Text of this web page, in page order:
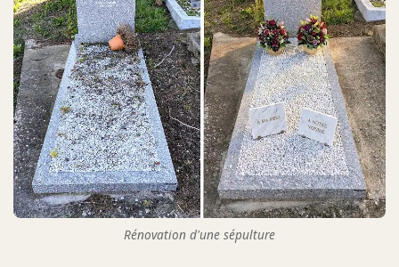
Rénovation d'une sépulture